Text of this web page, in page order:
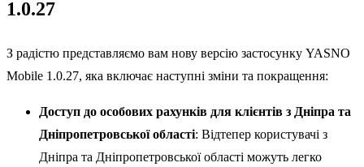
1.0.27
З радістю представляємо вам нову версію застосунку YASNO
Mobile 1.0.27, яка включає наступні зміни та покращення:
Доступ до особових рахунків для клієнтів з Дніпра та
Дніпропетровської області: Відтепер користувачі з
Дніпра та Дніпропетровської області можуть легко